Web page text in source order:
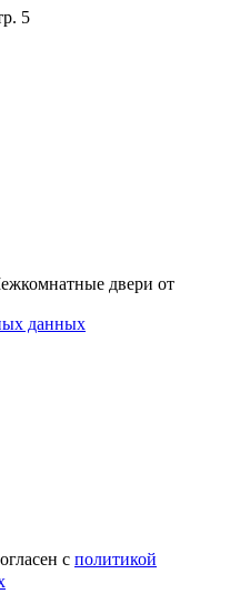
5
двери от
данных
с политикой